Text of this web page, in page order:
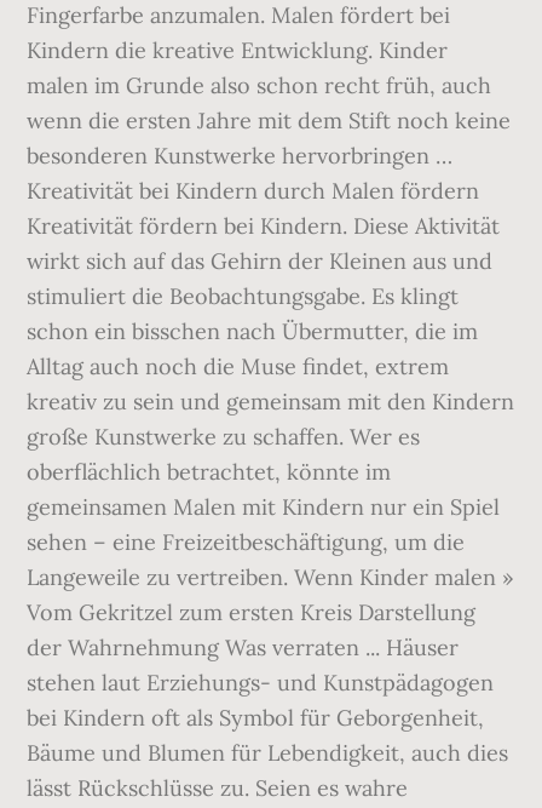
Fingerfarbe anzumalen. Malen fördert bei
Kindern die kreative Entwicklung. Kinder
malen im Grunde also schon recht früh, auch
wenn die ersten Jahre mit dem Stift noch keine
besonderen Kunstwerke hervorbringen …
Kreativität bei Kindern durch Malen fördern
Kreativität fördern bei Kindern. Diese Aktivität
wirkt sich auf das Gehirn der Kleinen aus und
stimuliert die Beobachtungsgabe. Es klingt
schon ein bisschen nach Übermutter, die im
Alltag auch noch die Muse findet, extrem
kreativ zu sein und gemeinsam mit den Kindern
große Kunstwerke zu schaffen. Wer es
oberflächlich betrachtet, könnte im
gemeinsamen Malen mit Kindern nur ein Spiel
sehen – eine Freizeitbeschäftigung, um die
Langeweile zu vertreiben. Wenn Kinder malen »
Vom Gekritzel zum ersten Kreis Darstellung
der Wahrnehmung Was verraten ... Häuser
stehen laut Erziehungs- und Kunstpädagogen
bei Kindern oft als Symbol für Geborgenheit,
Bäume und Blumen für Lebendigkeit, auch dies
lässt Rückschlüsse zu. Seien es wahre